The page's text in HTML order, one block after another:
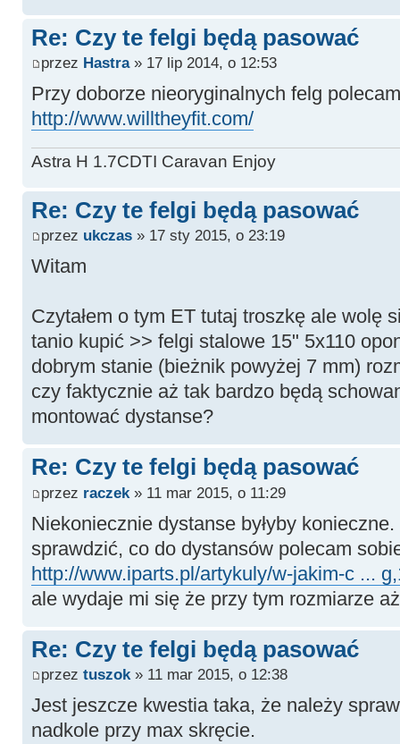
Re: Czy te felgi będą pasować
przez Hastra» 17 lip 2014, o 12:53
Przy doborze nieoryginalnych felg
http://www.willtheyfit.com/
Astra H 1.7CDTI Caravan Enjoy
Re: Czy te felgi będą pasować
przez ukczas» 17 sty 2015, o 23:19
Witam
Czytałem o tym ET tutaj troszkę ale wolę
tanio kupić >> felgi stalowe 15" 5x110
dobrym stanie (bieżnik powyżej 7 mm)
czy faktycznie aż tak bardzo będą
montować dystanse?
Re: Czy te felgi będą pasować
przez raczek» 11 mar 2015, o 11:29
Niekoniecznie dystanse byłyby konieczne.
sprawdzić, co do dystansów polecam
http://www.iparts.pl/artykuly/w-jakim-c ...
ale wydaje mi się że przy tym rozmiarze
Re: Czy te felgi będą pasować
przez tuszok» 11 mar 2015, o 12:38
Jest jeszcze kwestia taka, że należy
nadkole przy max skręcie.